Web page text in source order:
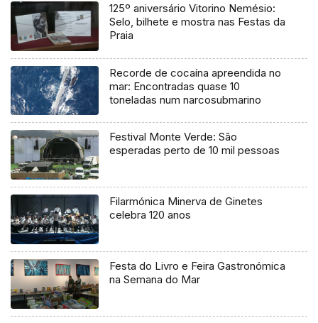
125º aniversário Vitorino Nemésio:
Selo, bilhete e mostra nas Festas da
Praia
Recorde de cocaína apreendida no
mar: Encontradas quase 10
toneladas num narcosubmarino
Festival Monte Verde: São
esperadas perto de 10 mil pessoas
Filarmónica Minerva de Ginetes
celebra 120 anos
Festa do Livro e Feira Gastronómica
na Semana do Mar